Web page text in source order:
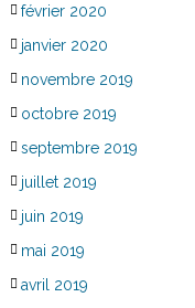
février 2020
janvier 2020
novembre 2019
octobre 2019
septembre 2019
juillet 2019
juin 2019
mai 2019
avril 2019